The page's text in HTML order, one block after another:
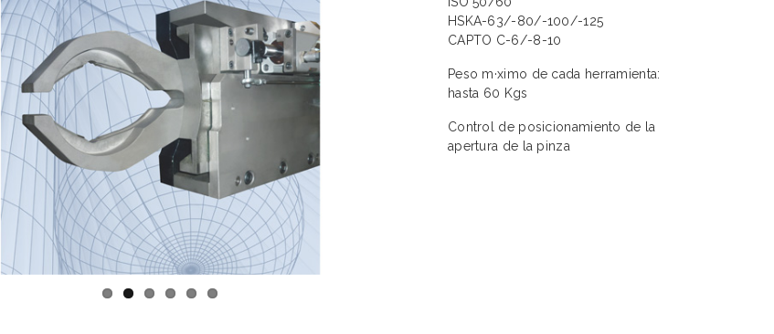
HSKA-63/-80/-100/-125
CAPTO C-6/-8-10
Peso m·ximo de cada herramienta:
hasta 60 Kgs
Control de posicionamiento de la
apertura de la pinza